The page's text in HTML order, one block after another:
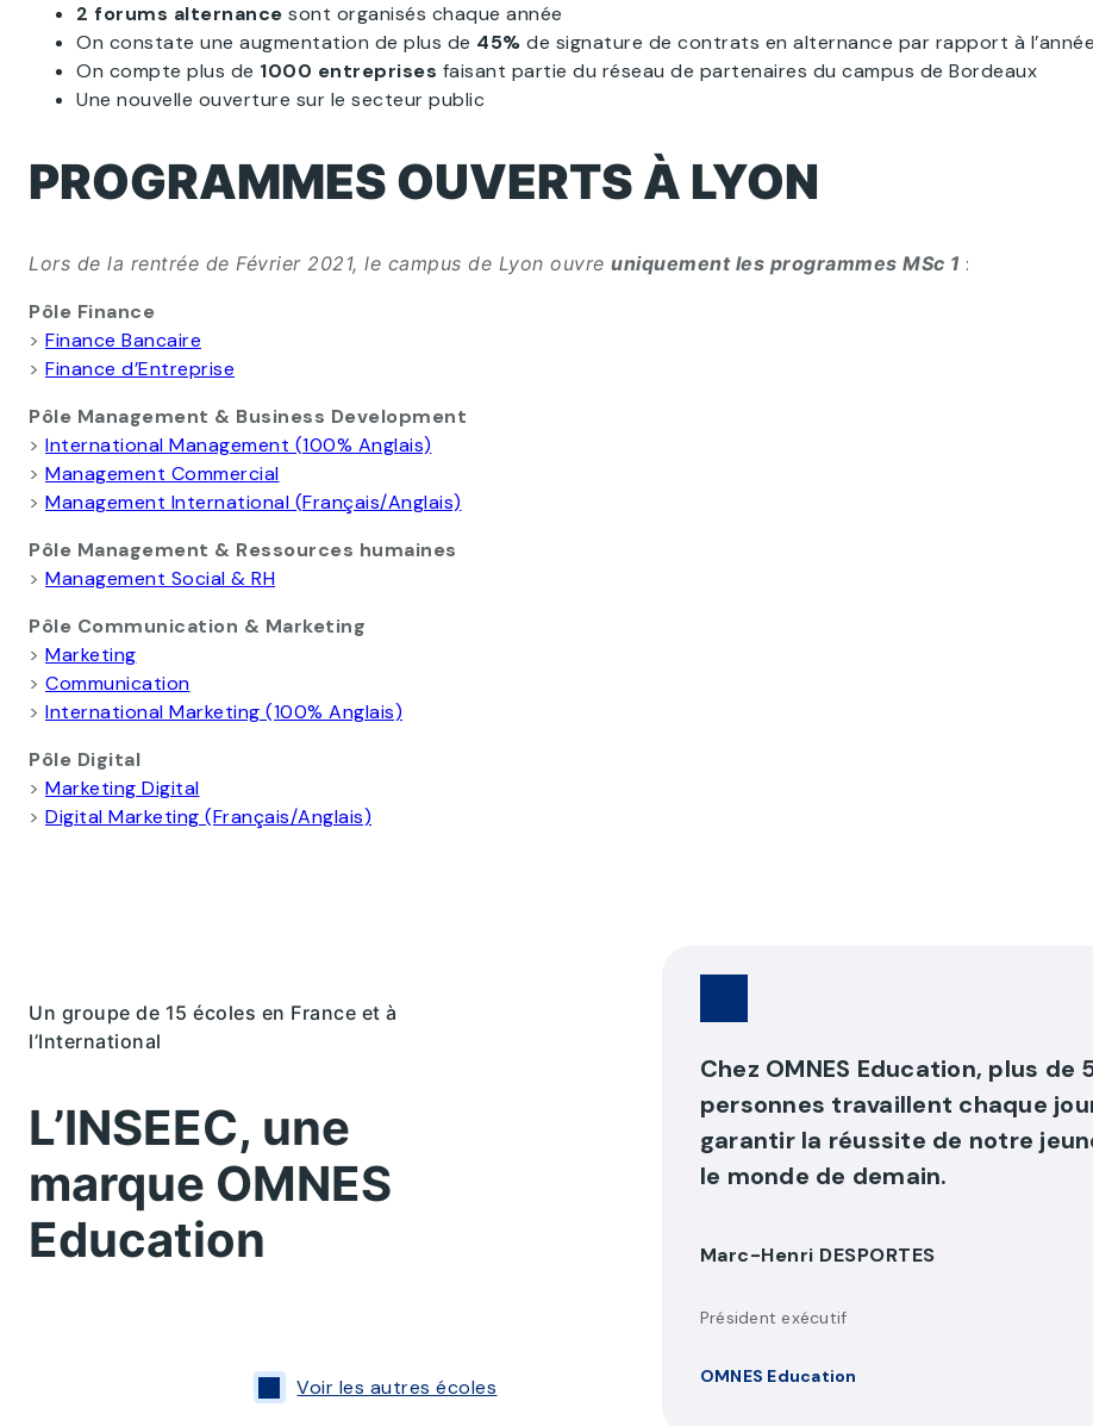
2 forums alternance sont organisés chaque année
On constate une augmentation de plus de 45% de signature de contrats en alternance par rapport à
On compte plus de 1000 entreprises faisant partie du réseau de partenaires du campus de Bordeaux
Une nouvelle ouverture sur le secteur public
PROGRAMMES OUVERTS À LYON
Lors de la rentrée de Février 2021, le campus de Lyon ouvre uniquement les programmes MSc 1 :
Pôle Finance
> Finance Bancaire
> Finance d’Entreprise
Pôle Management & Business Development
> International Management (100% Anglais)
> Management Commercial
> Management International (Français/Anglais)
Pôle Management & Ressources humaines
> Management Social & RH
Pôle Communication & Marketing
> Marketing
> Communication
> International Marketing (100% Anglais)
Pôle Digital
> Marketing Digital
> Digital Marketing (Français/Anglais)
Un groupe de 15 écoles en France et à
l’International
L’INSEEC, une
marque OMNES
Education
Voir les autres écoles
Chez OMNES Education, plus de
personnes travaillent chaque
garantir la réussite de notre
le monde de demain.
Marc-Henri DESPORTES
Président exécutif
OMNES Education